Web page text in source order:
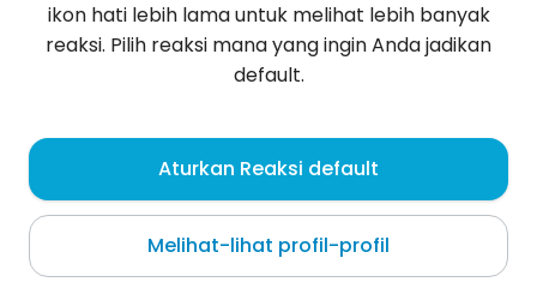
Osa1234 , 44
Świętochłowice
Tentang saya
ikon hati lebih lama untuk melihat lebih banyak
reaksi. Pilih reaksi mana yang ingin Anda jadikan
default.
Aturkan Reaksi default
Melihat-lihat profil-profil